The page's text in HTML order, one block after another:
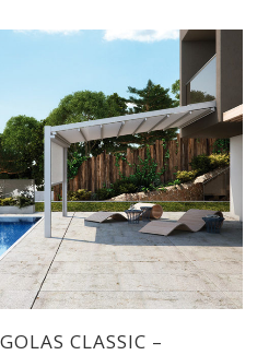
CLASSIC –